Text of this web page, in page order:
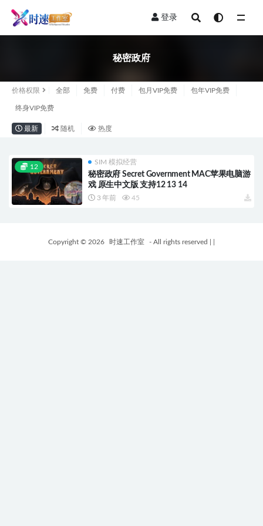
登录
秘密政府
价格权限 全部 免费 付费 包月VIP免费 包年VIP免费
终身VIP免费
最新 随机 热度
12
SIM 模拟经营
秘密政府 Secret Government MAC苹果电脑游
戏 原生中文版 支持12 13 14
3 年前 45
Copyright © 2026 时速工作室 - All rights reserved